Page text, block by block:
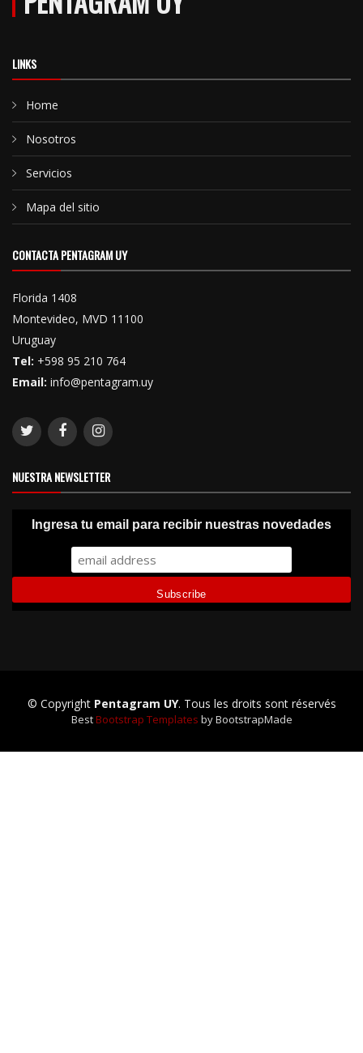
LINKS
Home
Nosotros
Servicios
Mapa del sitio
CONTACTA PENTAGRAM UY
Florida 1408
Montevideo, MVD 11100
Uruguay
Tel: +598 95 210 764
Email: info@pentagram.uy
NUESTRA NEWSLETTER
Ingresa tu email para recibir nuestras novedades
© Copyright Pentagram UY. Tous les droits sont réservés
Best Bootstrap Templates by BootstrapMade